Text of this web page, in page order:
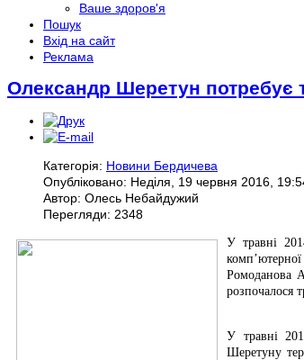
Ваше здоров'я
Пошук
Вхід на сайт
Реклама
Олександр Шеретун потребує
Категорія: Новини Бердичева
Опубліковано: Неділя, 19 червня 2016,
Автор: Олесь Небайдужий
Перегляди: 2348
У травні
Ромоданова
розпочалося
У травні
Шеретуну